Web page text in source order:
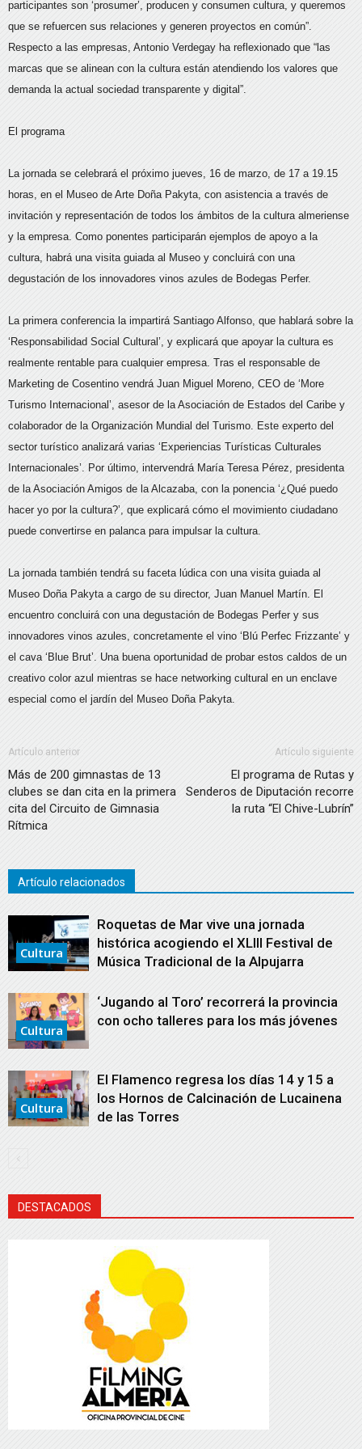
participantes son ‘prosumer’, producen y consumen cultura, y queremos
que se refuercen sus relaciones y generen proyectos en común”.
Respecto a las empresas, Antonio Verdegay ha reflexionado que “las
marcas que se alinean con la cultura están atendiendo los valores que
demanda la actual sociedad transparente y digital”.
El programa
La jornada se celebrará el próximo jueves, 16 de marzo, de 17 a 19.15
horas, en el Museo de Arte Doña Pakyta, con asistencia a través de
invitación y representación de todos los ámbitos de la cultura almeriense
y la empresa. Como ponentes participarán ejemplos de apoyo a la
cultura, habrá una visita guiada al Museo y concluirá con una
degustación de los innovadores vinos azules de Bodegas Perfer.
La primera conferencia la impartirá Santiago Alfonso, que hablará sobre la
‘Responsabilidad Social Cultural’, y explicará que apoyar la cultura es
realmente rentable para cualquier empresa. Tras el responsable de
Marketing de Cosentino vendrá Juan Miguel Moreno, CEO de ‘More
Turismo Internacional’, asesor de la Asociación de Estados del Caribe y
colaborador de la Organización Mundial del Turismo. Este experto del
sector turístico analizará varias ‘Experiencias Turísticas Culturales
Internacionales’. Por último, intervendrá María Teresa Pérez, presidenta
de la Asociación Amigos de la Alcazaba, con la ponencia ‘¿Qué puedo
hacer yo por la cultura?’, que explicará cómo el movimiento ciudadano
puede convertirse en palanca para impulsar la cultura.
La jornada también tendrá su faceta lúdica con una visita guiada al
Museo Doña Pakyta a cargo de su director, Juan Manuel Martín. El
encuentro concluirá con una degustación de Bodegas Perfer y sus
innovadores vinos azules, concretamente el vino ‘Blú Perfec Frizzante’ y
el cava ‘Blue Brut’. Una buena oportunidad de probar estos caldos de un
creativo color azul mientras se hace networking cultural en un enclave
especial como el jardín del Museo Doña Pakyta.
Artículo anterior
Más de 200 gimnastas de 13
clubes se dan cita en la primera
cita del Circuito de Gimnasia
Rítmica
Artículo siguiente
El programa de Rutas y
Senderos de Diputación recorre
la ruta “El Chive-Lubrín”
Artículo relacionados
Cultura
Roquetas de Mar vive una jornada
histórica acogiendo el XLIII Festival de
Música Tradicional de la Alpujarra
Cultura
‘Jugando al Toro’ recorrerá la provincia
con ocho talleres para los más jóvenes
Cultura
El Flamenco regresa los días 14 y 15 a
los Hornos de Calcinación de Lucainena
de las Torres
DESTACADOS